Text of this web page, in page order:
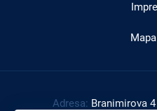
Adresa: Branimirova